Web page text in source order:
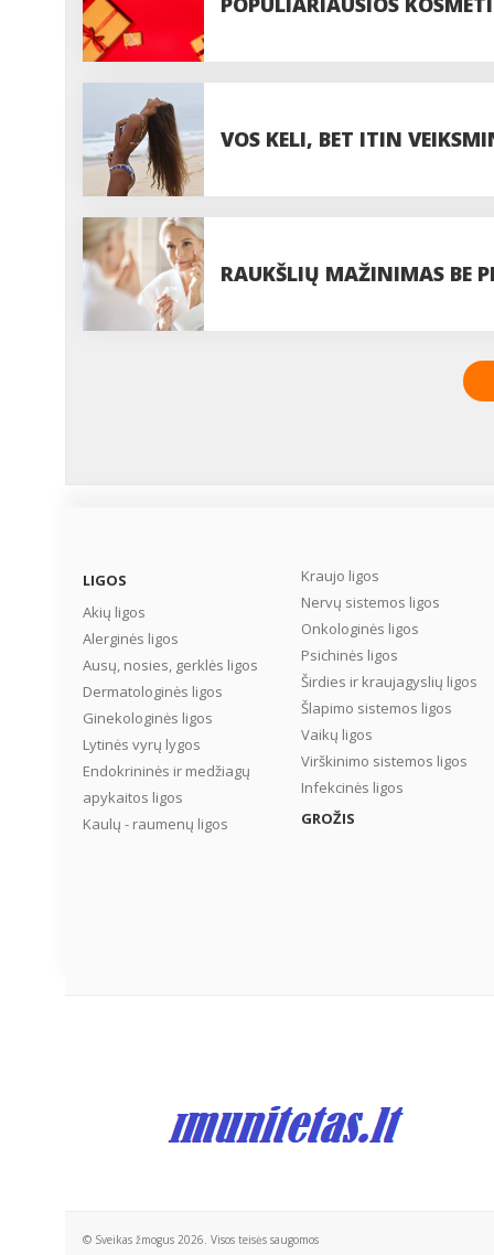
VOS KELI, BET ITIN
RAUKŠLIŲ MAŽINIMAS BE
LIGOS
Akių ligos
Alerginės ligos
Ausų, nosies, gerklės ligos
Dermatologinės ligos
Ginekologinės ligos
Lytinės vyrų lygos
Endokrininės ir medžiagų
apykaitos ligos
Kaulų - raumenų ligos
Kraujo ligos
Nervų sistemos ligos
Onkologinės ligos
Psichinės ligos
Širdies ir kraujagyslių ligos
Šlapimo sistemos ligos
Vaikų ligos
Virškinimo sistemos ligos
Infekcinės ligos
GROŽIS
© Sveikas žmogus 2026. Visos teisės saugomos